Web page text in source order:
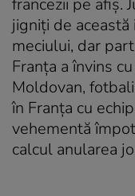
francezii pe afiş.
jigniţi de
meciului, dar
Franţa a învins
Moldovan,
în Franța cu
vehementă
calcul anularea